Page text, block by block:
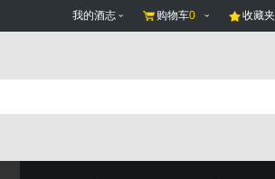
我的酒志 购物车0 收藏夹